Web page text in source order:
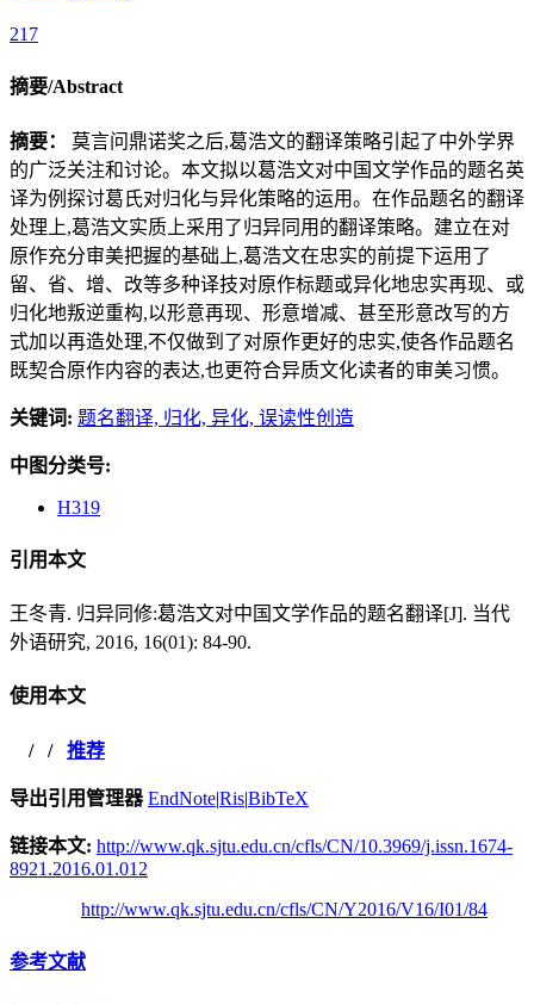
217
摘要/Abstract
摘要： 莫言问鼎诺奖之后,葛浩文的翻译策略引起了中外学界
的广泛关注和讨论。本文拟以葛浩文对中国文学作品的题名英
译为例探讨葛氏对归化与异化策略的运用。在作品题名的翻译
处理上,葛浩文实质上采用了归异同用的翻译策略。建立在对
原作充分审美把握的基础上,葛浩文在忠实的前提下运用了
留、省、增、改等多种译技对原作标题或异化地忠实再现、或
归化地叛逆重构,以形意再现、形意增减、甚至形意改写的方
式加以再造处理,不仅做到了对原作更好的忠实,使各作品题名
既契合原作内容的表达,也更符合异质文化读者的审美习惯。
关键词: 题名翻译, 归化, 异化, 误读性创造
中图分类号:
H319
引用本文
王冬青. 归异同修:葛浩文对中国文学作品的题名翻译[J]. 当代
外语研究, 2016, 16(01): 84-90.
使用本文
/ / 推荐
导出引用管理器 EndNote|Ris|BibTeX
链接本文: http://www.qk.sjtu.edu.cn/cfls/CN/10.3969/j.issn.1674-
8921.2016.01.012
http://www.qk.sjtu.edu.cn/cfls/CN/Y2016/V16/I01/84
参考文献